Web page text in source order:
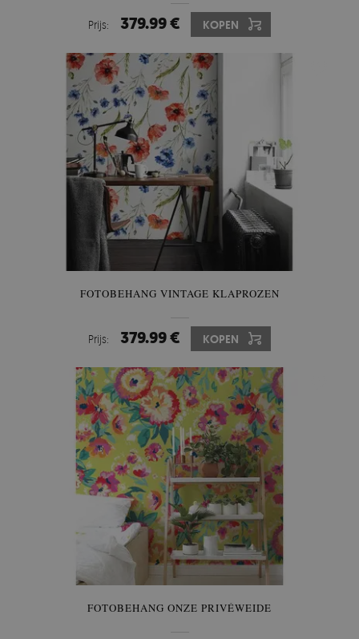
Prijs: 379.99 € KOPEN
FOTOBEHANG VINTAGE KLAPROZEN
Prijs: 379.99 € KOPEN
FOTOBEHANG ONZE PRIVÉWEIDE